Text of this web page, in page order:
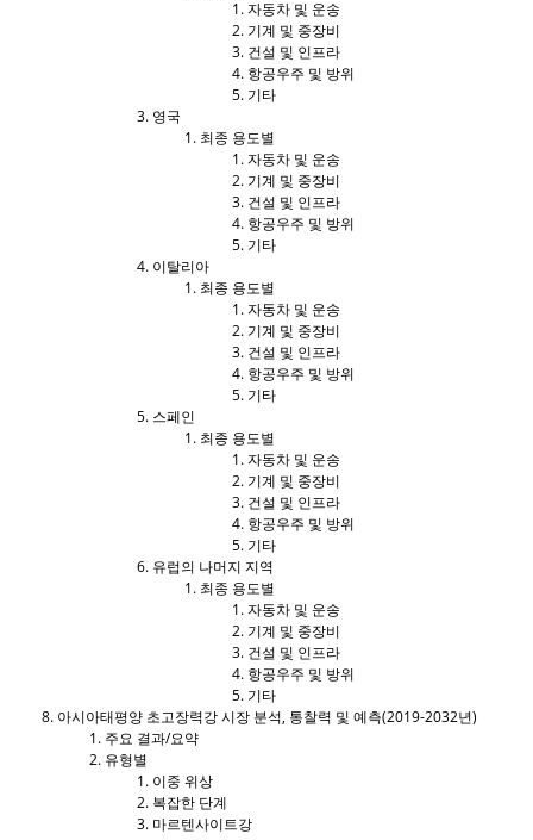
자동차 및 운송
기계 및 중장비
건설 및 인프라
항공우주 및 방위
기타
영국
최종 용도별
자동차 및 운송
기계 및 중장비
건설 및 인프라
항공우주 및 방위
기타
이탈리아
최종 용도별
자동차 및 운송
기계 및 중장비
건설 및 인프라
항공우주 및 방위
기타
스페인
최종 용도별
자동차 및 운송
기계 및 중장비
건설 및 인프라
항공우주 및 방위
기타
유럽의 나머지 지역
최종 용도별
자동차 및 운송
기계 및 중장비
건설 및 인프라
항공우주 및 방위
기타
아시아태평양 초고장력강 시장 분석, 통찰력 및 예측(2019-2032년)
주요 결과/요약
유형별
이중 위상
복잡한 단계
마르텐사이트강